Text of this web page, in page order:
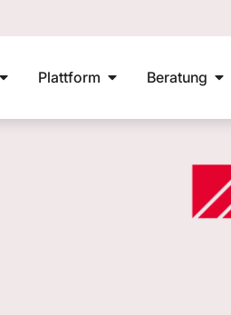
Plattform Beratung